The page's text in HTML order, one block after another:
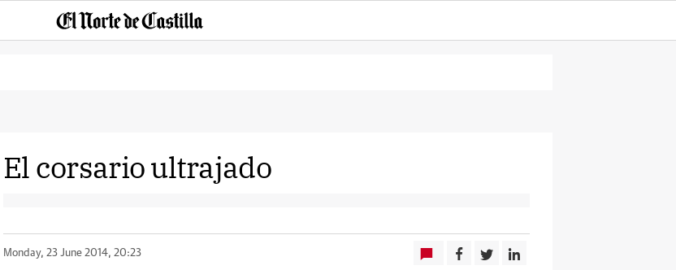
El corsario ultrajado
Monday, 23 June 2014, 20:23